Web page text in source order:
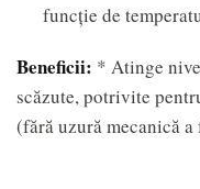
funcție de
Beneficii: * Atinge
scăzute, potrivite
(fără uzură mecanică